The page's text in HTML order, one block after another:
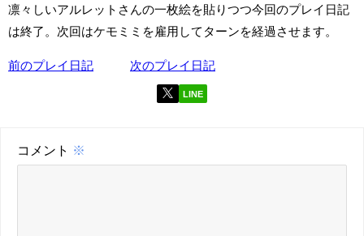
凛々しいアルレットさんの一枚絵を貼りつつ今回のプレイ日記
は終了。次回はケモミミを雇用してターンを経過させます。
前のプレイ日記 次のプレイ日記
LINE
コメント ※